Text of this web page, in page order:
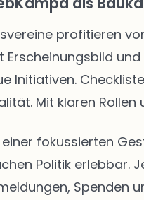
profitieren
Erscheinungsbild
Initiativen.
Mit klaren
einer fokussierten
Politik erlebbar.
Spenden